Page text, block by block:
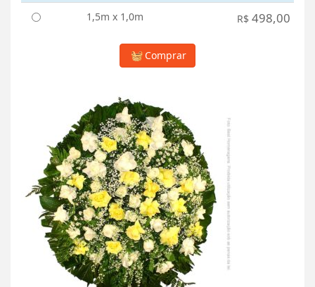
1,5m x 1,0m R$ 498,00
Comprar